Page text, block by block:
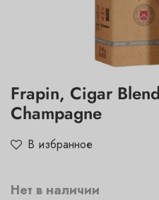
Frapin, Cigar
Champagne
В избранное
Нет в наличии